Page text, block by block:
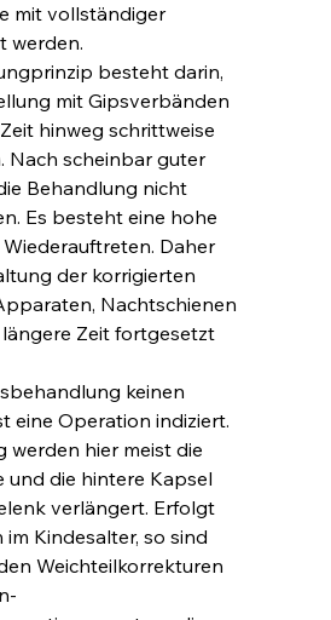
mit vollständiger
werden.
besteht darin,
mit Gipsverbänden
hinweg schrittweise
Nach scheinbar guter
Behandlung nicht
Es besteht eine hohe
Wiederauftreten. Daher
der korrigierten
Nachtschienen
Zeit fortgesetzt
keinen
eine Operation indiziert.
werden hier meist die
und die hintere Kapsel
verlängert. Erfolgt
Kindesalter, so sind
Weichteilkorrekturen